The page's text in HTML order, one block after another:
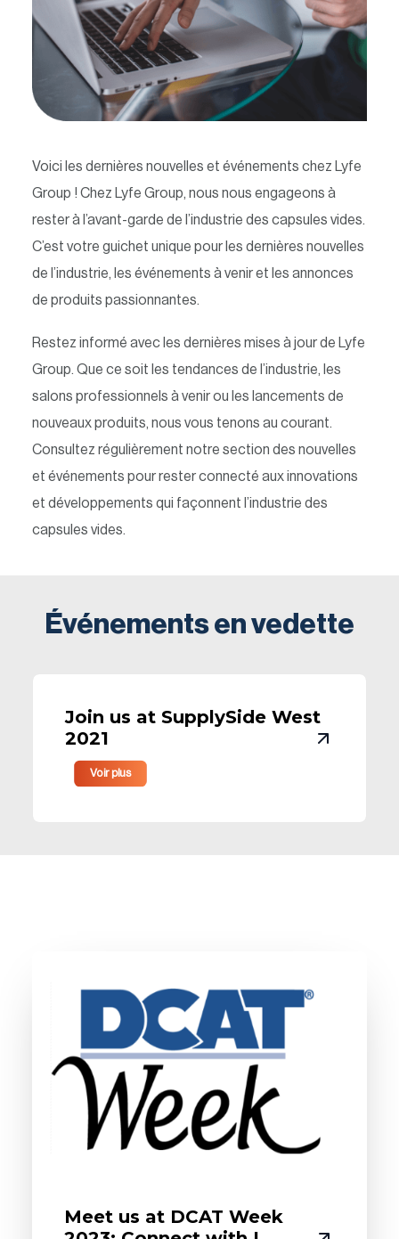
Contact
Voici les dernières nouvelles et événements chez Lyfe
Group ! Chez Lyfe Group, nous nous engageons à
rester à l’avant-garde de l’industrie des capsules vides.
C’est votre guichet unique pour les dernières nouvelles
de l’industrie, les événements à venir et les annonces
de produits passionnantes.
Restez informé avec les dernières mises à jour de Lyfe
Group. Que ce soit les tendances de l’industrie, les
salons professionnels à venir ou les lancements de
nouveaux produits, nous vous tenons au courant.
Consultez régulièrement notre section des nouvelles
et événements pour rester connecté aux innovations
et développements qui façonnent l’industrie des
capsules vides.
Événements en vedette
Join us at SupplySide West
2021
Voir plus
Meet us at DCAT Week